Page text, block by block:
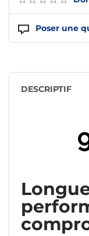
Poser une
DESCRIPTIF